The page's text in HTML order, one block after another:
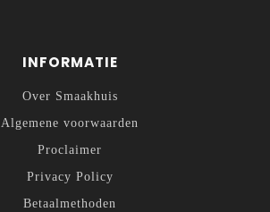
INFORMATIE
Over Smaakhuis
Algemene voorwaarden
Proclaimer
Privacy Policy
Betaalmethoden